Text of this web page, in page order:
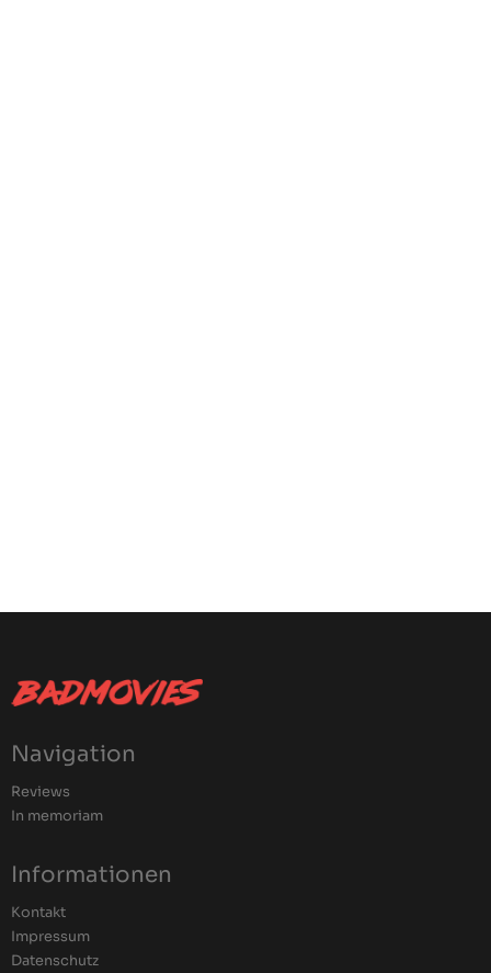
Navigation
Reviews
In memoriam
Informationen
Kontakt
Impressum
Datenschutz